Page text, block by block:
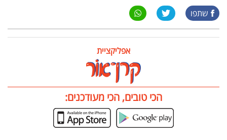
שתפו
אפליקציית
הכי טובים, הכי מעודכנים: